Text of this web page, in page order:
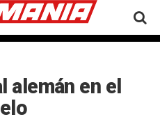
alemán en el